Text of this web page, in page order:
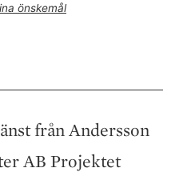
önskemål
från Andersson
AB Projektet